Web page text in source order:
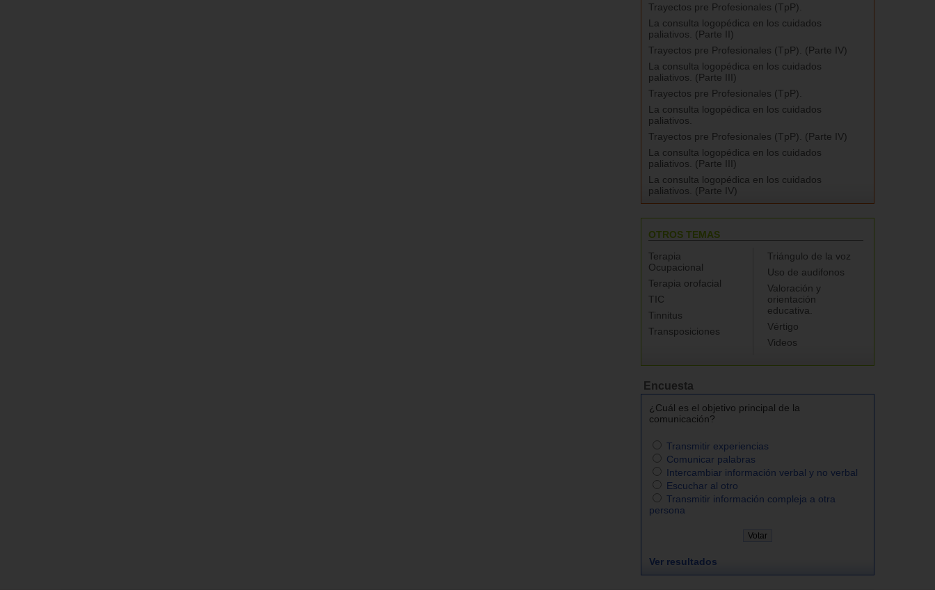
Trayectos pre Profesionales (TpP).
La consulta logopédica en los cuidados
paliativos. (Parte II)
Trayectos pre Profesionales (TpP). (Parte IV)
La consulta logopédica en los cuidados
paliativos. (Parte III)
Trayectos pre Profesionales (TpP).
La consulta logopédica en los cuidados
paliativos.
Trayectos pre Profesionales (TpP). (Parte IV)
La consulta logopédica en los cuidados
paliativos. (Parte III)
La consulta logopédica en los cuidados
paliativos. (Parte IV)
OTROS TEMAS
Terapia
Ocupacional
Terapia orofacial
TIC
Tinnitus
Transposiciones
Triángulo de la voz
Uso de audifonos
Valoración y
orientación
educativa.
Vértigo
Videos
Encuesta
¿Cuál es el objetivo principal de la
comunicación?
Transmitir experiencias
Comunicar palabras
Intercambiar información verbal y no verbal
Escuchar al otro
Transmitir información compleja a otra
persona
Ver resultados